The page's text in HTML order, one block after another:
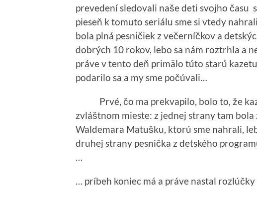
prevedení sledovali naše deti svojho času
pieseň k tomuto seriálu sme si vtedy
bola plná pesničiek z večerníčkov a
dobrých 10 rokov, lebo sa nám roztrhla a
práve v tento deň primälo túto starú
podarilo sa a my sme počúvali…
Prvé, čo ma prekvapilo, bolo to, že
zvláštnom mieste: z jednej strany tam bola
Waldemara Matušku, ktorú sme nahrali,
druhej strany pesnička z detského
… príbeh koniec má a práve nastal rozlúčky